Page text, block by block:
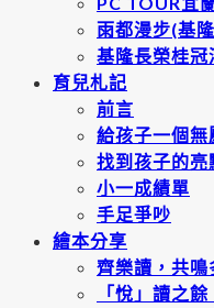
雨都漫步(基
基隆長榮桂
育兒札記
前言
給孩子一個無
找到孩子的亮
小一成績單
手足爭吵
繪本分享
齊樂讀，共鳴
「悅」讀之